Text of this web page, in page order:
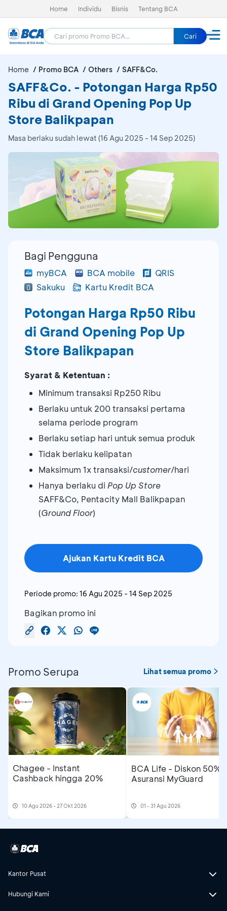
Home Individu Bisnis Tentang BCA
Cari
Home Promo BCA Others SAFF&Co.
SAFF&Co. - Potongan Harga Rp50
Ribu di Grand Opening Pop Up
Store Balikpapan
Masa berlaku sudah lewat (16 Agu 2025 - 14 Sep 2025)
Bagi Pengguna
myBCA BCA mobile
QRIS
Sakuku
Kartu Kredit BCA
Potongan Harga Rp50 Ribu
di Grand Opening Pop Up
Store Balikpapan
Syarat & Ketentuan :
Minimum transaksi Rp250 Ribu
Berlaku untuk 200 transaksi pertama
selama periode program
Berlaku setiap hari untuk semua produk
Tidak berlaku kelipatan
Maksimum 1x transaksi/customer/hari
Hanya berlaku di Pop Up Store
SAFF&Co, Pentacity Mall Balikpapan
(Ground Floor)
Ajukan Kartu Kredit BCA
Periode promo: 16 Agu 2025 - 14 Sep 2025
Bagikan promo ini
Promo Serupa Lihat semua promo
Chagee - Instant
Cashback hingga 20%
10 Agu 2026 - 27 Okt 2026
BCA Life - Diskon 50%
Asuransi MyGuard
01 - 31 Agu 2026
Kantor Pusat
Hubungi Kami